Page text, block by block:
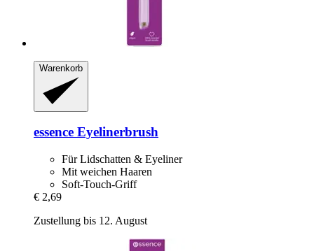
Warenkorb
essence Eyelinerbrush
Für Lidschatten & Eyeliner
Mit weichen Haaren
Soft-Touch-Griff
€ 2,69
Zustellung bis 12. August